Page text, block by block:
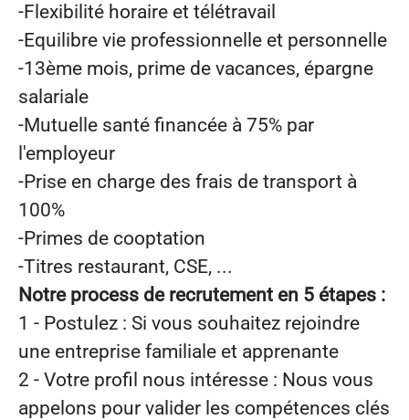
-Flexibilité horaire et télétravail
-Equilibre vie professionnelle et personnelle
-13ème mois, prime de vacances, épargne
salariale
-Mutuelle santé financée à 75% par
l'employeur
-Prise en charge des frais de transport à
100%
-Primes de cooptation
-Titres restaurant, CSE, ...
Notre process de recrutement en 5 étapes :
1 - Postulez : Si vous souhaitez rejoindre
une entreprise familiale et apprenante
2 - Votre profil nous intéresse : Nous vous
appelons pour valider les compétences clés